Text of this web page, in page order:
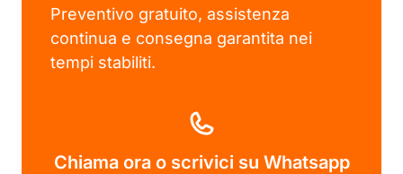
Preventivo gratuito, assistenza
continua e consegna garantita nei
tempi stabiliti.
Chiama ora o scrivici su Whatsapp